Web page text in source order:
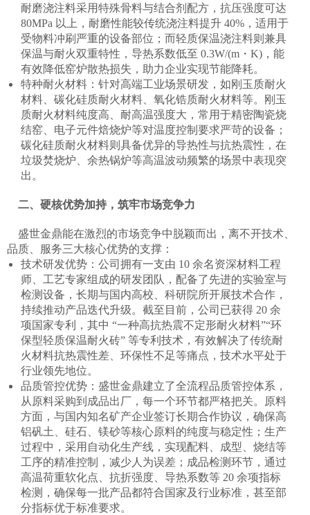
耐磨浇注料采用特殊骨料与结合剂配方，抗压强度可达
80MPa 以上，耐磨性能较传统浇注料提升 40%，适用于
受物料冲刷严重的设备部位；而轻质保温浇注料则兼具
保温与耐火双重特性，导热系数低至 0.3W/(m・K)，能
有效降低窑炉散热损失，助力企业实现节能降耗。​
特种耐火材料：针对高端工业场景研发，如刚玉质耐火
材料、碳化硅质耐火材料、氧化锆质耐火材料等。刚玉
质耐火材料纯度高、耐高温强度大，常用于精密陶瓷烧
结窑、电子元件焙烧炉等对温度控制要求严苛的设备；
碳化硅质耐火材料则具备优异的导热性与抗热震性，在
垃圾焚烧炉、余热锅炉等高温波动频繁的场景中表现突
出。​
二、硬核优势加持，筑牢市场竞争力​
盛世金鼎能在激烈的市场竞争中脱颖而出，离不开技术、
品质、服务三大核心优势的支撑：​
技术研发优势：公司拥有一支由 10 余名资深材料工程
师、工艺专家组成的研发团队，配备了先进的实验室与
检测设备，长期与国内高校、科研院所开展技术合作，
持续推动产品迭代升级。截至目前，公司已获得 20 余
项国家专利，其中 “一种高抗热震不定形耐火材料”“环
保型轻质保温耐火砖” 等专利技术，有效解决了传统耐
火材料抗热震性差、环保性不足等痛点，技术水平处于
行业领先地位。​
品质管控优势：盛世金鼎建立了全流程品质管控体系，
从原料采购到成品出厂，每一个环节都严格把关。原料
方面，与国内知名矿产企业签订长期合作协议，确保高
铝矾土、硅石、镁砂等核心原料的纯度与稳定性；生产
过程中，采用自动化生产线，实现配料、成型、烧结等
工序的精准控制，减少人为误差；成品检测环节，通过
高温荷重软化点、抗折强度、导热系数等 20 余项指标
检测，确保每一批产品都符合国家及行业标准，甚至部
分指标优于标准要求。​